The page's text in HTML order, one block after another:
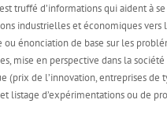
truffé d’informations qui aident à
industrielles et économiques vers
ou énonciation de base sur les
mise en perspective dans la
(prix de l’innovation, entreprises de
listage d’expérimentations ou de